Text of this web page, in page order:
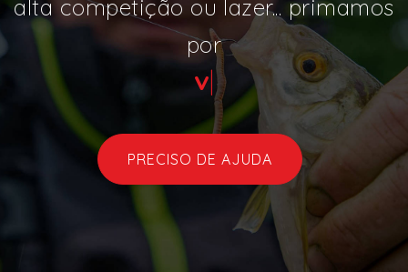
alta competição ou lazer... primamos
por
varieda|
PRECISO DE AJUDA